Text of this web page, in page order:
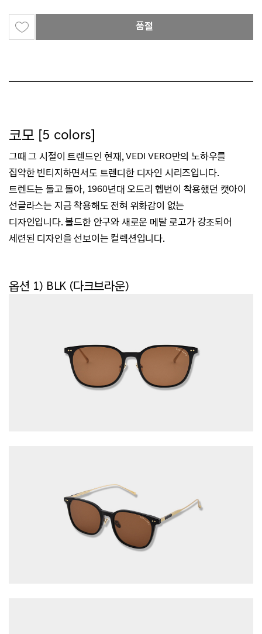
품절
코모 [5 colors]
그때 그 시절이 트렌드인 현재, VEDI VERO만의 노하우를
집약한 빈티지하면서도 트렌디한 디자인 시리즈입니다.
트렌드는 돌고 돌아, 1960년대 오드리 헵번이 착용했던 캣아이
선글라스는 지금 착용해도 전혀 위화감이 없는
디자인입니다.볼드한 안구와 새로운 메탈 로고가 강조되어
세련된 디자인을 선보이는 컬렉션입니다.
옵션 1) BLK (다크브라운)